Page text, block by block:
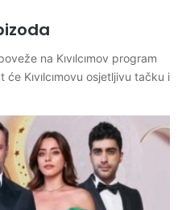
na Kıvılcımov program
Kıvılcımovu osjetljivu tačku i